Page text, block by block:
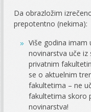
Da obrazložim
prepotentno (nekima):
Više godina imam
novinarstva uče
privatnim
se o aktuelnim
fakultetima – ne
fakultetima skoro
novinarstva!